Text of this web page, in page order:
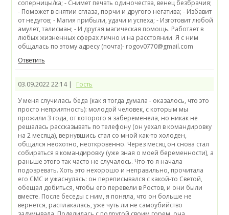
Ответить
03.09.2022 22:14 |
Гость
У меня случилась беда (как я тогда думала - оказалось, что это просто неприятность): молодой человек, с которым мы прожили 3 года, от которого я забеременела, но никак не решалась рассказывать по телефону (он уехал в командировку на 2 месяца), вернувшись стал со мной как-то холоден, общался неохотно, неоткровенно. Через месяц он снова стал собираться в командировку (уже зная о моей беременности), а раньше этого так часто не случалось. Что-то я начала подозревать. Хоть это нехорошо и неправильно, прочитала